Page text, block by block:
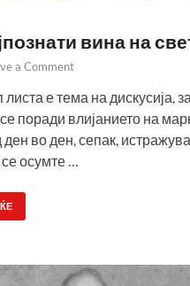
вина на
a Comment
листа е тема на дискусија,
поради влијанието на
во ден, сепак,
осумте …